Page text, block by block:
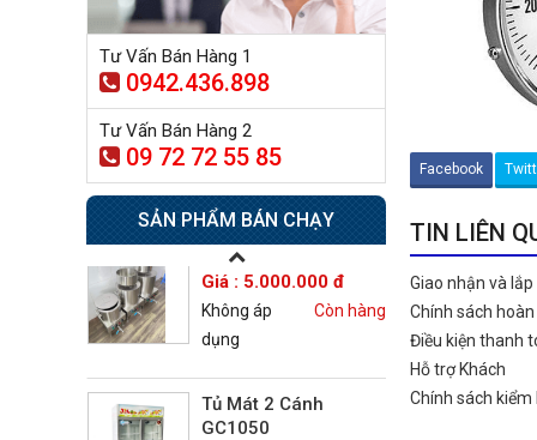
Facebook
TIN LIÊN
Giao nhận và lắp
Chính sách
Điều kiện thanh
Hỗ trợ Khách
Chính sách kiểm
Tư Vấn Bán Hàng 1
0942.436.898
Tư Vấn Bán Hàng 2
09 72 72 55 85
SẢN PHẨM BÁN CHẠY
dụng
Tủ sấy công nghiệp
21.300.000 đ
20.500.000 đ
Không áp
dụng
Nồi phở 30- 50- 70 Lít
Giá : 5.000.000 đ
Không áp
dụng
Còn hàng
Tủ Mát 2 Cánh
GC1050